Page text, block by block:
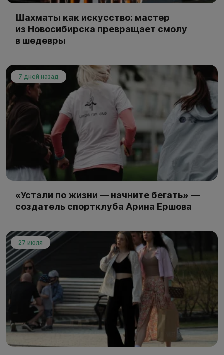
Шахматы как искусство: мастер
из Новосибирска превращает смолу
в шедевры
7 дней назад
«Устали по жизни — начните бегать» —
создатель спортклуба Арина Ершова
27 июля